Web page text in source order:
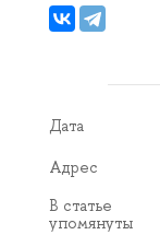
Дата
Адрес
В статье
упомянуты